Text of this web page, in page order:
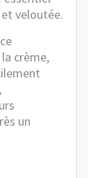
veloutée.
crème,
un